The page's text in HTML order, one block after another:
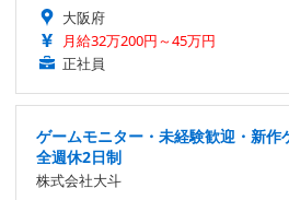
大阪府
月給32万200円～45万円
正社員
ゲームモニター・未経験歓迎・新作
全週休2日制
株式会社大斗